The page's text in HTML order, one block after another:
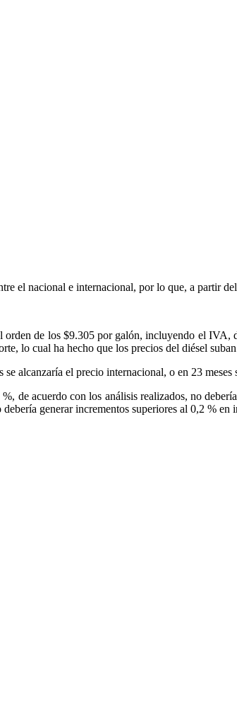
el nacional e internacional, por lo que, a partir
de los $9.305 por galón, incluyendo el
lo cual ha hecho que los precios del diésel
alcanzaría el precio internacional, o en 23
de acuerdo con los análisis realizados, no
generar incrementos superiores al 0,2 % en